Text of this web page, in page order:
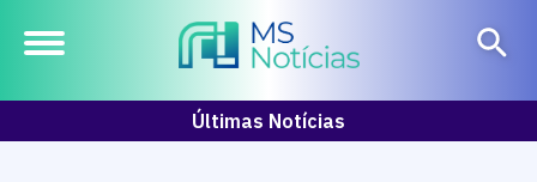
Últimas Notícias